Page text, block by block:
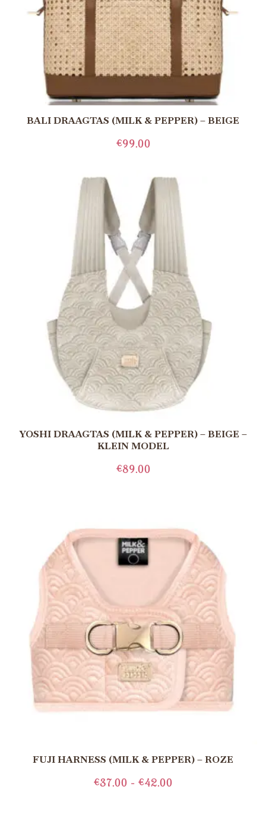
BALI DRAAGTAS (MILK & PEPPER) – BEIGE
€99.00
YOSHI DRAAGTAS (MILK & PEPPER) – BEIGE –
KLEIN MODEL
€89.00
FUJI HARNESS (MILK & PEPPER) – ROZE
€37.00 - €42.00